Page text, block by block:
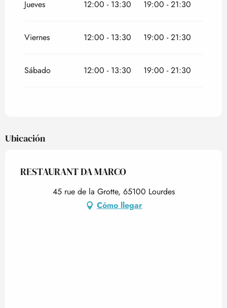
Jueves 12:00 - 13:30 19:00 - 21:30
Viernes 12:00 - 13:30 19:00 - 21:30
Sábado 12:00 - 13:30 19:00 - 21:30
Ubicación
RESTAURANT DA MARCO
45 rue de la Grotte, 65100 Lourdes
Cómo llegar